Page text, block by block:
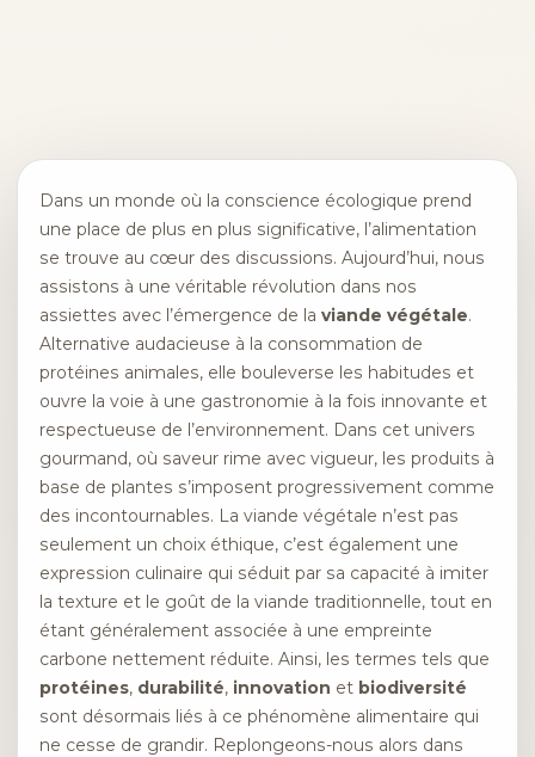
Dans un monde où la conscience écologique prend
une place de plus en plus significative, l’alimentation
se trouve au cœur des discussions. Aujourd’hui, nous
assistons à une véritable révolution dans nos
assiettes avec l’émergence de la viande végétale.
Alternative audacieuse à la consommation de
protéines animales, elle bouleverse les habitudes et
ouvre la voie à une gastronomie à la fois innovante et
respectueuse de l’environnement. Dans cet univers
gourmand, où saveur rime avec vigueur, les produits à
base de plantes s’imposent progressivement comme
des incontournables. La viande végétale n’est pas
seulement un choix éthique, c’est également une
expression culinaire qui séduit par sa capacité à imiter
la texture et le goût de la viande traditionnelle, tout en
étant généralement associée à une empreinte
carbone nettement réduite. Ainsi, les termes tels que
protéines, durabilité, innovation et biodiversité
sont désormais liés à ce phénomène alimentaire qui
ne cesse de grandir. Replongeons-nous alors dans